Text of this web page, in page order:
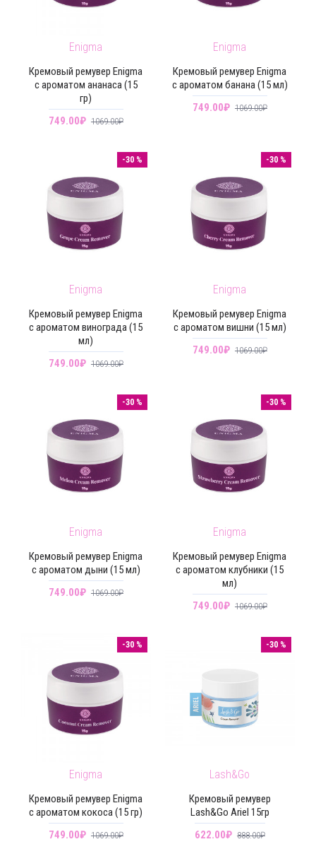
Enigma
Кремовый ремувер Enigma
с ароматом ананаса (15
гр)
749.00₽ 1069.00₽
Enigma
Кремовый ремувер Enigma
с ароматом банана (15 мл)
749.00₽ 1069.00₽
-30 %
Enigma
Кремовый ремувер Enigma
с ароматом винограда (15
мл)
749.00₽ 1069.00₽
-30 %
Enigma
Кремовый ремувер Enigma
с ароматом вишни (15 мл)
749.00₽ 1069.00₽
-30 %
Enigma
Кремовый ремувер Enigma
с ароматом дыни (15 мл)
749.00₽ 1069.00₽
-30 %
Enigma
Кремовый ремувер Enigma
с ароматом клубники (15
мл)
749.00₽ 1069.00₽
-30 %
Enigma
Кремовый ремувер Enigma
с ароматом кокоса (15 гр)
749.00₽ 1069.00₽
-30 %
Lash&Go
Кремовый ремувер
Lash&Go Ariel 15гр
622.00₽ 888.00₽